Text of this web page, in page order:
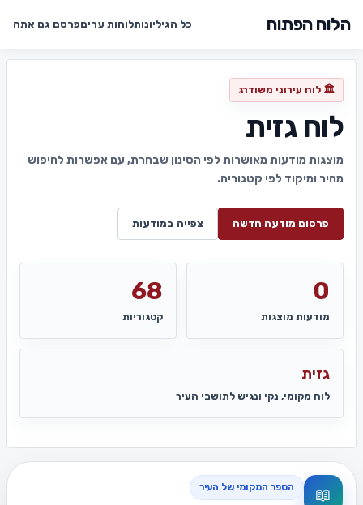
הלוח הפתוח כל הגיליונותלוחות עריםפרסם גם אתה
🏛️ לוח עירוני משודרג
לוח גזית
מוצגות מודעות מאושרות לפי הסינון שבחרת, עם אפשרות לחיפוש
מהיר ומיקוד לפי קטגוריה.
פרסום מודעה חדשה צפייה במודעות
0
מודעות מוצגות
68
קטגוריות
גזית
לוח מקומי, נקי ונגיש לתושבי העיר
📖 הספר המקומי של העיר